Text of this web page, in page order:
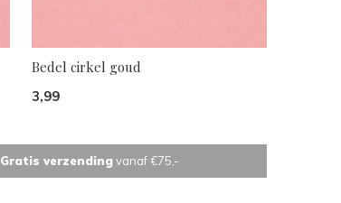
Bedel cirkel goud
3,99
Gratis verzendingvanaf €75,-